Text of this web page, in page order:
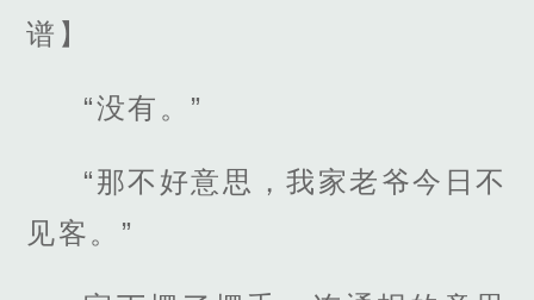
谱】
“没有。”
“那不好意思，我家老爷今日不
见客。”